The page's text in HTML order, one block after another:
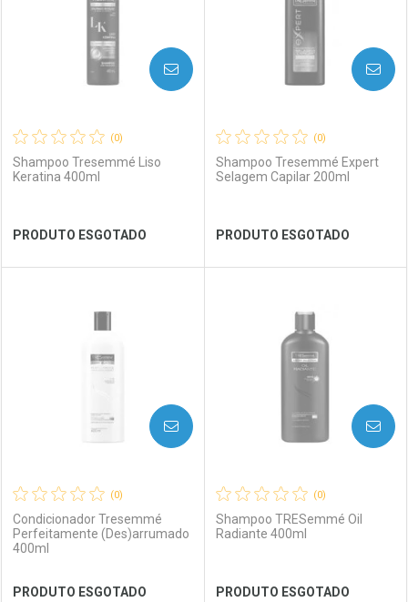
Ver Desconto Convênio Ver Desconto Convênio
(0)
Shampoo Tresemmé Liso
Keratina 400ml
PRODUTO ESGOTADO
AVISE-ME
Ver Desconto Convênio
(0)
Shampoo Tresemmé Expert
Selagem Capilar 200ml
PRODUTO ESGOTADO
AVISE-ME
Laboratório
Ver Desconto Convênio
Por Menos
(0)
Condicionador Tresemmé
Perfeitamente (Des)arrumado
400ml
PRODUTO ESGOTADO
AVISE-ME
(0)
Shampoo TRESemmé Oil
Radiante 400ml
PRODUTO ESGOTADO
AVISE-ME